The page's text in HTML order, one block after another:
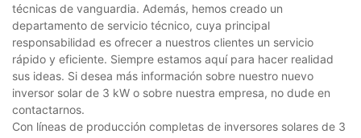
técnicas de vanguardia. Además, hemos creado un
departamento de servicio técnico, cuya principal
responsabilidad es ofrecer a nuestros clientes un servicio
rápido y eficiente. Siempre estamos aquí para hacer realidad
sus ideas. Si desea más información sobre nuestro nuevo
inversor solar de 3 kW o sobre nuestra empresa, no dude en
contactarnos.
Con líneas de producción completas de inversores solares de 3